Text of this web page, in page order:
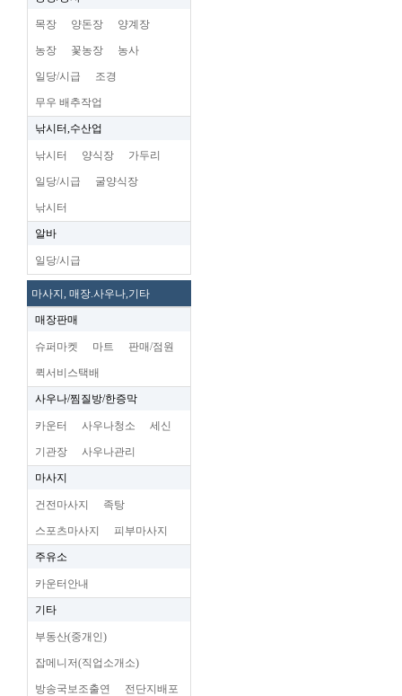
목장 양돈장 양계장
농장 꽃농장 농사
일당/시급 조경
무우 배추작업
낚시터,수산업
낚시터 양식장 가두리
일당/시급 굴양식장
낚시터
알바
일당/시급
마사지, 매장.사우나,기타
매장판매
슈퍼마켓 마트 판매/점원
퀵서비스택배
사우나/찜질방/한증막
카운터 사우나청소 세신
기관장 사우나관리
마사지
건전마사지 족탕
스포츠마사지 피부마사지
주유소
카운터안내
기타
부동산(중개인)
잡메니저(직업소개소)
방송국보조출연 전단지배포